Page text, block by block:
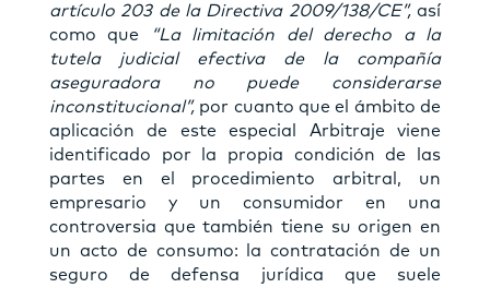
artículo 203 de la Directiva 2009/138/CE”, así
como que “La limitación del derecho a la
tutela judicial efectiva de la compañía
aseguradora no puede considerarse
inconstitucional”, por cuanto que el ámbito de
aplicación de este especial Arbitraje viene
identificado por la propia condición de las
partes en el procedimiento arbitral, un
empresario y un consumidor en una
controversia que también tiene su origen en
un acto de consumo: la contratación de un
seguro de defensa jurídica que suele